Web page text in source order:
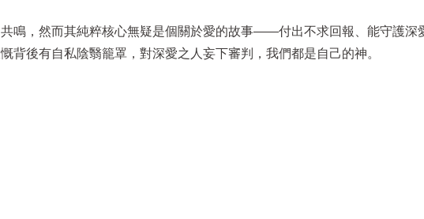
鳴，然而其純粹核心無疑是個關於愛的故事——付出不求回報、能守護深
背後有自私陰翳籠罩，對深愛之人妄下審判，我們都是自己的神。